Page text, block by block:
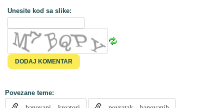
Unesite kod sa slike:
Povezane teme: